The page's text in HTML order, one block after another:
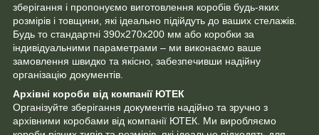
зберігання і пропонуємо виготовлення коробів будь-яких
розмірів і товщини, які ідеально підійдуть до ваших стелажів.
Будь то стандартні 390х270х200 мм або коробки за
індивідуальними параметрами – ми виконаємо ваше
замовлення швидко та якісно, ​​забезпечивши надійну
організацію документів.
Архівні короби від компанії ЮТЕК
Організуйте зберігання документів надійно та зручно з
архівними коробами від компанії ЮТЕК. Ми виробляємо